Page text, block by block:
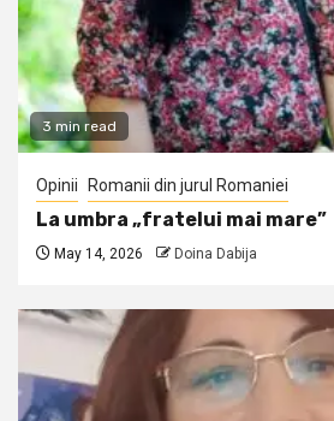
3 min read
Opinii Romanii din jurul Romaniei
La umbra „fratelui mai mare”
May 14, 2026 Doina Dabija